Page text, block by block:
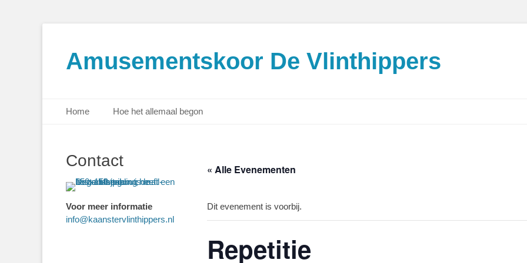
Amusementskoor De Vlinthippers
Primair menu
naar
Home Hoe het allemaal begon
« Alle Evenementen
Dit evenement is voorbij.
Repetitie
Contact
Voor meer informatie
info@kaanstervlinthippers.nl